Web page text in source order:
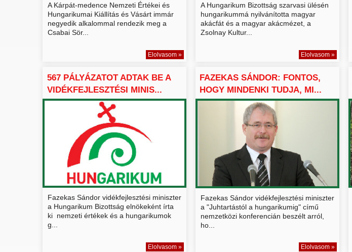
A Kárpát-medence Nemzeti Értékei és
Hungarikumai Kiállítás és Vásárt immár
negyedik alkalommal rendezik meg a
Csabai Sör...
Elolvasom »
A Hungarikum Bizottság szarvasi ülésén
hungarikummá nyilvánította magyar
akácfát és a magyar akácmézet, a
Zsolnay Kultur...
Elolvasom »
567 PÁLYÁZATOT ADTAK BE A
VIDÉKFEJLESZTÉSI MINIS...
Fazekas Sándor vidékfejlesztési miniszter
a Hungarikum Bizottság elnökeként írta
ki nemzeti értékek és a hungarikumok
g...
Elolvasom »
FAZEKAS SÁNDOR: FONTOS,
HOGY MINDENKI TUDJA, MI...
Fazekas Sándor vidékfejlesztési miniszter
a "Juhtartástól a hungarikumig" című
nemzetközi konferencián beszélt arról,
ho...
Elolvasom »